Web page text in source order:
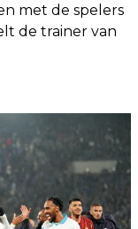
met de spelers
de trainer van